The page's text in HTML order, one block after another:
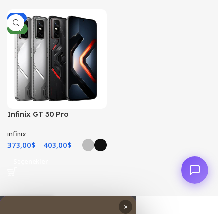
-8%
YENI
Infinix GT 30 Pro
infinix
373,00$ 403,00$
×